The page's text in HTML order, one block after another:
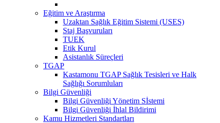
Eğitim ve Araştırma
Uzaktan Sağlık Eğitim Sistemi (USES)
Staj Başvuruları
TUEK
Etik Kurul
Asistanlık Süreçleri
TGAP
Kastamonu TGAP Sağlık Tesisleri ve Halk
Sağlığı Sorumluları
Bilgi Güvenliği
Bilgi Güvenliği Yönetim Sİstemi
Bilgi Güvenliği İhlal Bildirimi
Kamu Hizmetleri Standartları